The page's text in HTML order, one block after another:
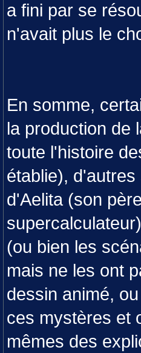
a fini par se
n'avait plus le
En somme,
la production de
toute l'histoire
établie),
d'Aelita (son
(ou bien les
mais ne les ont
dessin animé,
ces mystères et
mêmes des